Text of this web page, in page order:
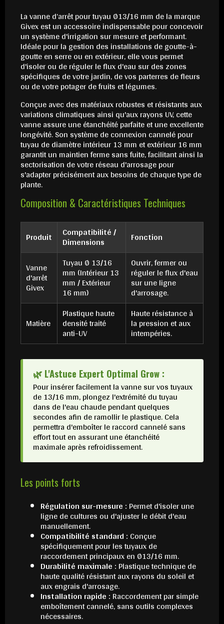
La vanne d’arrêt pour tuyau Ø13/16 mm de la marque
Givex est un accessoire indispensable pour concevoir
un système d'irrigation sur mesure et performant.
Idéale pour la gestion des installations de goutte-à-
goutte en serre ou en extérieur, elle vous permet
d'isoler ou de réguler le flux d'eau sur des zones
spécifiques de votre jardin, de vos parterres de fleurs
ou de votre potager de fruits et légumes.
Conçue avec des matériaux robustes et résistants aux
variations climatiques ainsi qu'aux rayons UV, cette
vanne assure une étanchéité parfaite et une excellente
longévité. Son système de connexion cannelé pour
tuyau de diamètre intérieur 13 mm et extérieur 16 mm
garantit un maintien ferme sans fuite, facilitant ainsi la
sectorisation de votre réseau d'arrosage pour
s'adapter précisément aux besoins de chaque type de
plante.
Composition & Caractéristiques Techniques
Produit Compatibilité /
Dimensions Fonction
Vanne
d'arrêt
Givex
Tuyau Ø 13/16
mm (Intérieur 13
mm / Extérieur
16 mm)
Ouvrir, fermer ou
réguler le flux d'eau
sur une ligne
d'arrosage.
Matière
Plastique haute
densité traité
anti-UV
Haute résistance à
la pression et aux
intempéries.
🌿 L'Astuce Expert Optimal Grow :
Pour insérer facilement la vanne sur vos tuyaux
de 13/16 mm, plongez l'extrémité du tuyau
dans de l'eau chaude pendant quelques
secondes afin de ramollir le plastique. Cela
permettra d'emboîter le raccord cannelé sans
effort tout en assurant une étanchéité
maximale après refroidissement.
Les points forts
Régulation sur-mesure : Permet d'isoler une
ligne de cultures ou d'ajuster le débit d'eau
manuellement.
Compatibilité standard : Conçue
spécifiquement pour les tuyaux de
raccordement principaux en Ø13/16 mm.
Durabilité maximale : Plastique technique de
haute qualité résistant aux rayons du soleil et
aux engrais d'arrosage.
Installation rapide : Raccordement par simple
emboîtement cannelé, sans outils complexes
nécessaires.